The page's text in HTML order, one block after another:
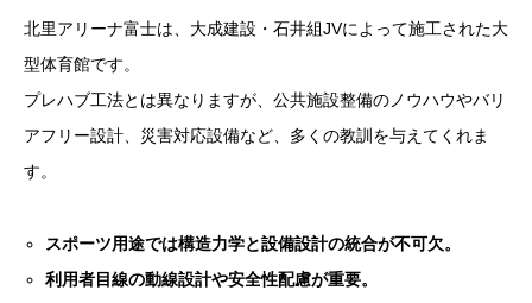
北里アリーナ富士は、大成建設・石井組JVによって施工された大
型体育館です。
プレハブ工法とは異なりますが、公共施設整備のノウハウやバリ
アフリー設計、災害対応設備など、多くの教訓を与えてくれま
す。
スポーツ用途では構造力学と設備設計の統合が不可欠。
利用者目線の動線設計や安全性配慮が重要。